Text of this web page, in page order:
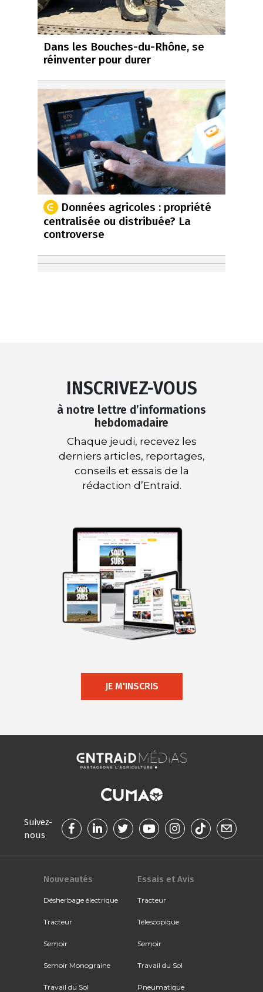
Dans les Bouches-du-Rhône, se
réinventer pour durer
Données agricoles : propriété
centralisée ou distribuée? La
controverse
INSCRIVEZ-VOUS
à notre lettre d’informations
hebdomadaire
Chaque jeudi, recevez les
derniers articles, reportages,
conseils et essais de la
rédaction d’Entraid.
JE M'INSCRIS
Suivez-
nous
Nouveautés
Désherbage électrique
Tracteur
Semoir
Semoir Monograine
Travail du Sol
Essais et Avis
Tracteur
Télescopique
Semoir
Travail du Sol
Pneumatique